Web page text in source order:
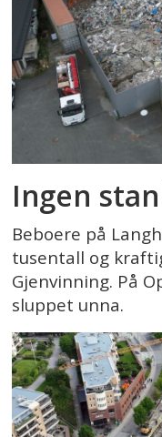
Ingen
Beboere på
tusentall og
Gjenvinning. På
sluppet unna.